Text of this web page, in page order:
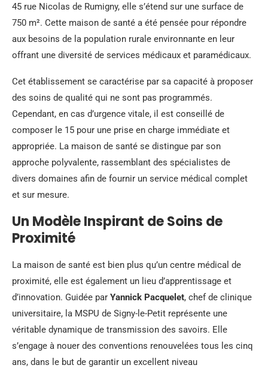
45 rue Nicolas de Rumigny, elle s’étend sur une surface de
750 m². Cette maison de santé a été pensée pour répondre
aux besoins de la population rurale environnante en leur
offrant une diversité de services médicaux et paramédicaux.
Cet établissement se caractérise par sa capacité à proposer
des soins de qualité qui ne sont pas programmés.
Cependant, en cas d’urgence vitale, il est conseillé de
composer le 15 pour une prise en charge immédiate et
appropriée. La maison de santé se distingue par son
approche polyvalente, rassemblant des spécialistes de
divers domaines afin de fournir un service médical complet
et sur mesure.
Un Modèle Inspirant de Soins de
Proximité
La maison de santé est bien plus qu’un centre médical de
proximité, elle est également un lieu d’apprentissage et
d’innovation. Guidée par Yannick Pacquelet, chef de clinique
universitaire, la MSPU de Signy-le-Petit représente une
véritable dynamique de transmission des savoirs. Elle
s’engage à nouer des conventions renouvelées tous les cinq
ans, dans le but de garantir un excellent niveau